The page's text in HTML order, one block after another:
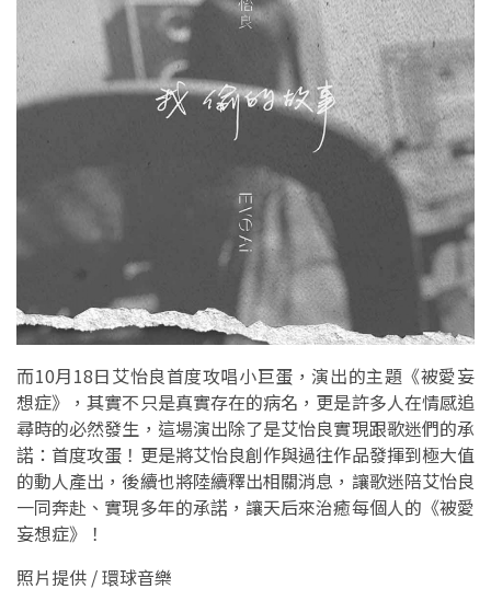
而10月18日艾怡良首度攻唱小巨蛋，演出的主題《被愛妄
想症》，其實不只是真實存在的病名，更是許多人在情感追
尋時的必然發生，這場演出除了是艾怡良實現跟歌迷們的承
諾：首度攻蛋！更是將艾怡良創作與過往作品發揮到極大值
的動人產出，後續也將陸續釋出相關消息，讓歌迷陪艾怡良
一同奔赴、實現多年的承諾，讓天后來治癒每個人的《被愛
妄想症》！
照片提供 / 環球音樂